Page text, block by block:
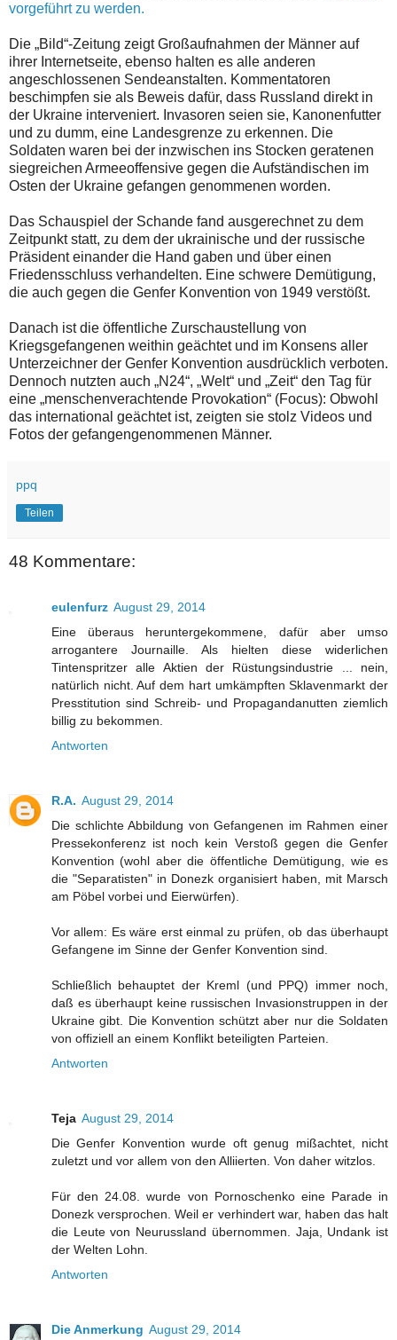
vorgeführt zu werden.
Die „Bild“-Zeitung zeigt Großaufnahmen der Männer auf
ihrer Internetseite, ebenso halten es alle anderen
angeschlossenen Sendeanstalten. Kommentatoren
beschimpfen sie als Beweis dafür, dass Russland direkt in
der Ukraine interveniert. Invasoren seien sie, Kanonenfutter
und zu dumm, eine Landesgrenze zu erkennen. Die
Soldaten waren bei der inzwischen ins Stocken geratenen
siegreichen Armeeoffensive gegen die Aufständischen im
Osten der Ukraine gefangen genommenen worden.
Das Schauspiel der Schande fand ausgerechnet zu dem
Zeitpunkt statt, zu dem der ukrainische und der russische
Präsident einander die Hand gaben und über einen
Friedensschluss verhandelten. Eine schwere Demütigung,
die auch gegen die Genfer Konvention von 1949 verstößt.
Danach ist die öffentliche Zurschaustellung von
Kriegsgefangenen weithin geächtet und im Konsens aller
Unterzeichner der Genfer Konvention ausdrücklich verboten.
Dennoch nutzten auch „N24“, „Welt“ und „Zeit“ den Tag für
eine „menschenverachtende Provokation“ (Focus): Obwohl
das international geächtet ist, zeigten sie stolz Videos und
Fotos der gefangengenommenen Männer.
ppq
Teilen
48 Kommentare:
eulenfurz August 29, 2014
Eine überaus heruntergekommene, dafür aber umso
arrogantere Journaille. Als hielten diese widerlichen
Tintenspritzer alle Aktien der Rüstungsindustrie ... nein,
natürlich nicht. Auf dem hart umkämpften Sklavenmarkt der
Presstitution sind Schreib- und Propagandanutten ziemlich
billig zu bekommen.
Antworten
R.A. August 29, 2014
Die schlichte Abbildung von Gefangenen im Rahmen einer
Pressekonferenz ist noch kein Verstoß gegen die Genfer
Konvention (wohl aber die öffentliche Demütigung, wie es
die "Separatisten" in Donezk organisiert haben, mit Marsch
am Pöbel vorbei und Eierwürfen).
Vor allem: Es wäre erst einmal zu prüfen, ob das überhaupt
Gefangene im Sinne der Genfer Konvention sind.
Schließlich behauptet der Kreml (und PPQ) immer noch,
daß es überhaupt keine russischen Invasionstruppen in der
Ukraine gibt. Die Konvention schützt aber nur die Soldaten
von offiziell an einem Konflikt beteiligten Parteien.
Antworten
Teja August 29, 2014
Die Genfer Konvention wurde oft genug mißachtet, nicht
zuletzt und vor allem von den Alliierten. Von daher witzlos.
Für den 24.08. wurde von Pornoschenko eine Parade in
Donezk versprochen. Weil er verhindert war, haben das halt
die Leute von Neurussland übernommen. Jaja, Undank ist
der Welten Lohn.
Antworten
Die Anmerkung August 29, 2014